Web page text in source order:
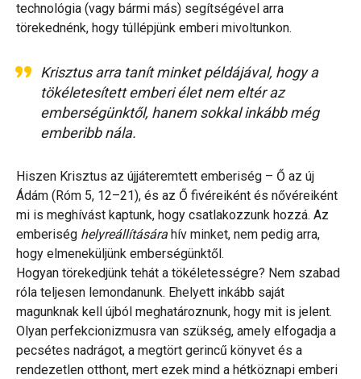
technológia (vagy bármi más) segítségével arra
törekednénk, hogy túllépjünk emberi mivoltunkon.
Krisztus arra tanít minket példájával, hogy a
tökéletesített emberi élet nem eltér az
emberségünktől, hanem sokkal inkább még
emberibb nála.
Hiszen Krisztus az újjáteremtett emberiség – Ő az új
Ádám (Róm 5, 12–21), és az Ő fivéreiként és nővéreiként
mi is meghívást kaptunk, hogy csatlakozzunk hozzá. Az
emberiség helyreállítására hív minket, nem pedig arra,
hogy elmeneküljünk emberségünktől.
Hogyan törekedjünk tehát a tökéletességre? Nem szabad
róla teljesen lemondanunk. Ehelyett inkább saját
magunknak kell újból meghatároznunk, hogy mit is jelent.
Olyan perfekcionizmusra van szükség, amely elfogadja a
pecsétes nadrágot, a megtört gerincű könyvet és a
rendezetlen otthont, mert ezek mind a hétköznapi emberi